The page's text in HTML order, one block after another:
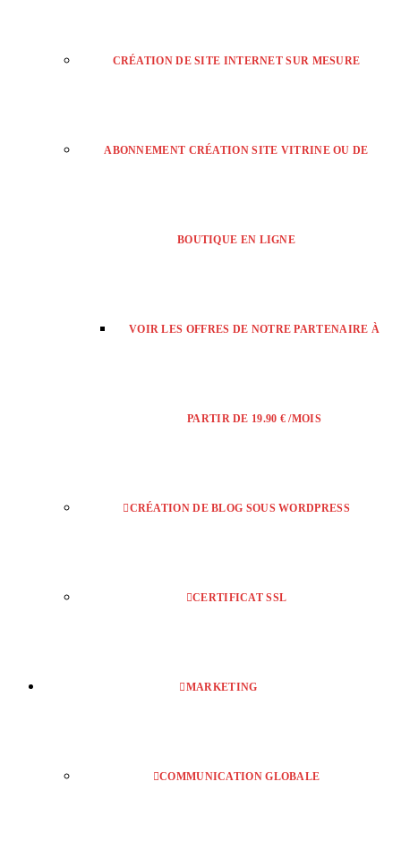
CRÉATION DE SITE INTERNET SUR MESURE
ABONNEMENT CRÉATION SITE VITRINE OU DE
BOUTIQUE EN LIGNE
VOIR LES OFFRES DE NOTRE PARTENAIRE À
PARTIR DE 19.90 € /MOIS
CRÉATION DE BLOG SOUS WORDPRESS
CERTIFICAT SSL
MARKETING
COMMUNICATION GLOBALE